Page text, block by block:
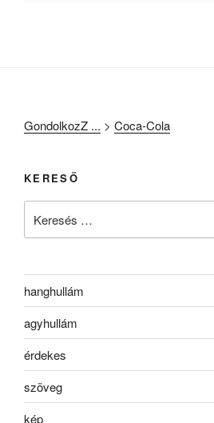
GondolkozZ ... > Coca-Cola
KERESŐ
hanghullám
agyhullám
érdekes
szöveg
kép